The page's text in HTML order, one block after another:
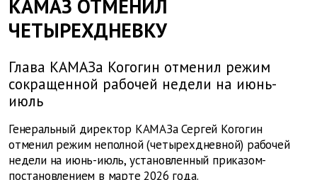
КАМАЗ ОТМЕНИЛ
ЧЕТЫРЕХДНЕВКУ
Глава КАМАЗа Когогин отменил режим
сокращенной рабочей недели на июнь-
июль
Генеральный директор КАМАЗа Сергей Когогин
отменил режим неполной (четырехдневной) рабочей
недели на июнь-июль, установленный приказом-
постановлением в марте 2026 года.